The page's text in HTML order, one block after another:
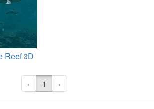
Reef 3D
‹ 1 ›